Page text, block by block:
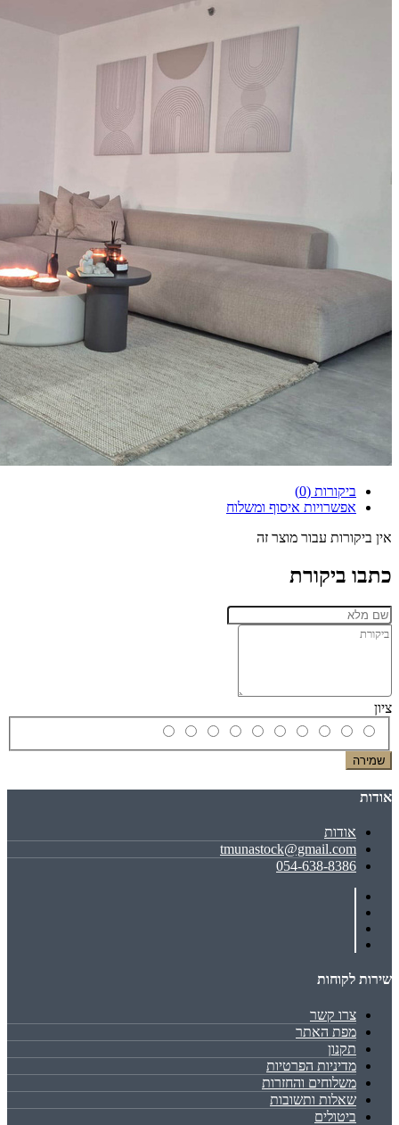
ביקורות (0)
אפשרויות איסוף ומשלוח
אין ביקורות עבור מוצר זה
כתבו ביקורת
ציון
שמירה
אודות
אודות
tmunastock@gmail.com
054-638-8386
שירות לקוחות
צרו קשר
מפת האתר
תקנון
מדיניות הפרטיות
משלוחים והחזרות
שאלות ותשובות
ביטולים